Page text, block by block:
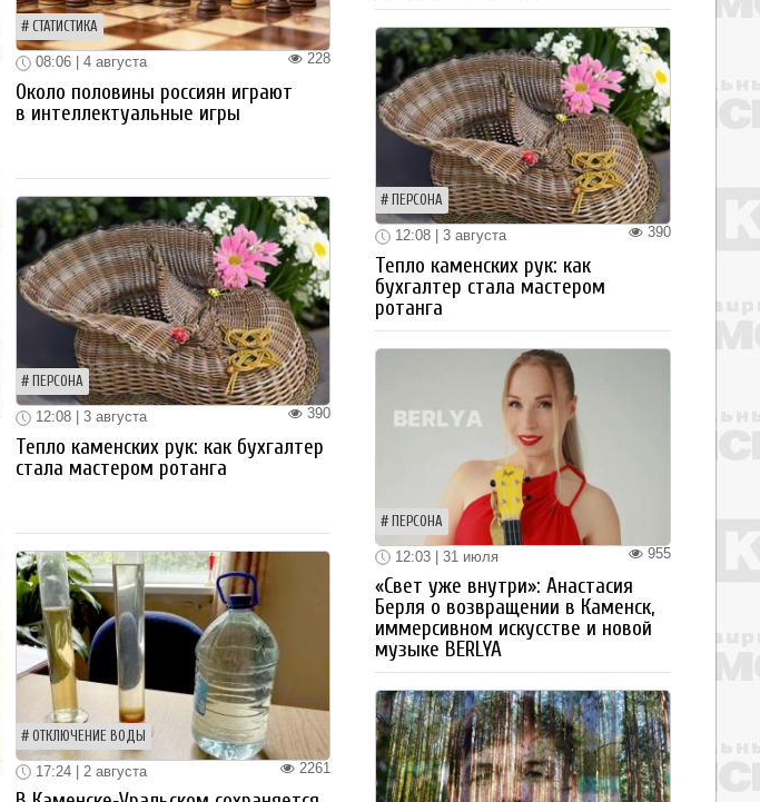
СТАТИСТИКА
228
08:06 | 4 августа
Около половины россиян играют
в интеллектуальные игры
ПЕРСОНА
390
12:08 | 3 августа
Тепло каменских рук: как бухгалтер
стала мастером ротанга
ОТКЛЮЧЕНИЕ ВОДЫ
2261
17:24 | 2 августа
ПЕРСОНА
390
12:08 | 3 августа
Тепло каменских рук: как
бухгалтер стала мастером
ротанга
ПЕРСОНА
955
12:03 | 31 июля
«Свет уже внутри»: Анастасия
Берля о возвращении в Каменск,
иммерсивном искусстве и новой
музыке BERLYA